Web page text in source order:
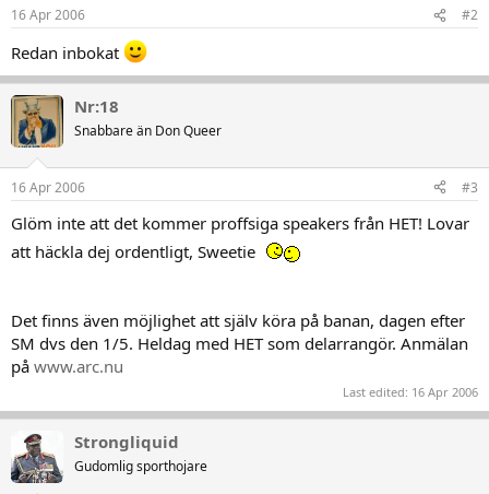
16 Apr 2006 #2
Redan inbokat
Nr:18
Snabbare än Don Queer
16 Apr 2006 #3
Glöm inte att det kommer proffsiga speakers från HET! Lovar
att häckla dej ordentligt, Sweetie
Det finns även möjlighet att själv köra på banan, dagen efter
SM dvs den 1/5. Heldag med HET som delarrangör. Anmälan
på www.arc.nu
Last edited: 16 Apr 2006
Strongliquid
Gudomlig sporthojare